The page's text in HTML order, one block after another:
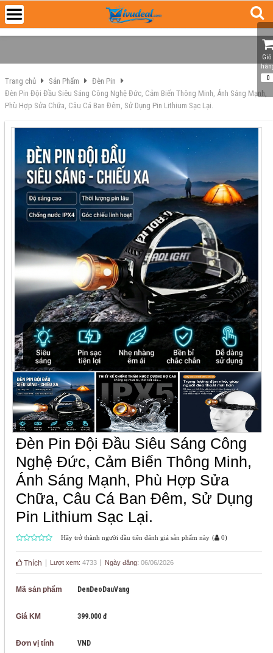
Trang chủ Sản Phẩm
Đèn Pin
Đèn Pin Đội Đầu Siêu Sáng Công Nghệ Đức, Cảm Biến Thông Minh, Ánh Sáng Mạnh,
Phù Hợp Sửa Chữa, Câu Cá Ban Đêm, Sử Dụng Pin Lithium Sạc Lại.
Đèn Pin Đội Đầu Siêu Sáng Công
Nghệ Đức, Cảm Biến Thông Minh,
Ánh Sáng Mạnh, Phù Hợp Sửa
Chữa, Câu Cá Ban Đêm, Sử Dụng
Pin Lithium Sạc Lại.
Hãy trở thành người đầu tiên đánh giá sản phẩm này ( 0)
Thích Lượt xem: 4733 Ngày đăng: 06/06/2026
Mã sản phẩm DenDeoDauVang
Giá KM 399.000 đ
Đơn vị tính VND
Giỏ
0